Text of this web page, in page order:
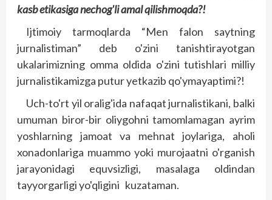
kasb etikasiga nechog'li amal qilishmoqda?!
Ijtimoiy tarmoqlarda “Men falon saytning
jurnalistiman” deb o'zini tanishtirayotgan
ukalarimizning omma oldida o'zini tutishlari milliy
jurnalistikamizga putur yetkazib qo'ymayaptimi?!
Uch-to'rt yil oralig'ida nafaqat jurnalistikani, balki
umuman biror-bir oliygohni tamomlamagan ayrim
yoshlarning jamoat va mehnat joylariga, aholi
xonadonlariga muammo yoki murojaatni o'rganish
jarayonidagi equvsizligi, masalaga oldindan
tayyorgarligi yo'qligini kuzataman.